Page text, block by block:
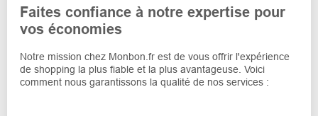
Faites confiance à notre expertise pour
vos économies
Notre mission chez Monbon.fr est de vous offrir l'expérience
de shopping la plus fiable et la plus avantageuse. Voici
comment nous garantissons la qualité de nos services :